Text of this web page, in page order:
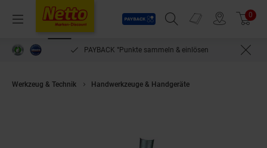
Menü
Payback
Suchfeld einblenden
Prospekte 0
PAYBACK °Punkte sammeln & einlösen
Werkzeug & Technik Handwerkzeuge & Handgeräte